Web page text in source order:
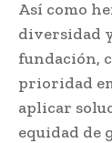
Así como
diversidad
fundación,
prioridad
aplicar
equidad de